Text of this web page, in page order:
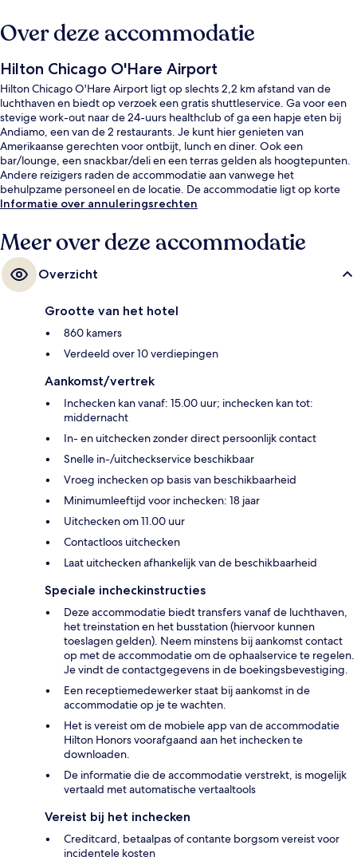
Over deze accommodatie
Hilton Chicago O'Hare Airport
Hilton Chicago O'Hare Airport ligt op slechts 2,2 km afstand van de
luchthaven en biedt op verzoek een gratis shuttleservice. Ga voor een
stevige work-out naar de 24-uurs healthclub of ga een hapje eten bij
Andiamo, een van de 2 restaurants. Je kunt hier genieten van
Amerikaanse gerechten voor ontbijt, lunch en diner. Ook een
bar/lounge, een snackbar/deli en een terras gelden als hoogtepunten.
Andere reizigers raden de accommodatie aan vanwege het
behulpzame personeel en de locatie. De accommodatie ligt op korte
loopafstand van het openbaar vervoer: Metrostation O'Hare ligt vlakbij.
Informatie over annuleringsrechten
Meer over deze accommodatie
Overzicht
Grootte van het hotel
860 kamers
Verdeeld over 10 verdiepingen
Aankomst/vertrek
Inchecken kan vanaf: 15.00 uur; inchecken kan tot:
middernacht
In- en uitchecken zonder direct persoonlijk contact
Snelle in-/uitcheckservice beschikbaar
Vroeg inchecken op basis van beschikbaarheid
Minimumleeftijd voor inchecken: 18 jaar
Uitchecken om 11.00 uur
Contactloos uitchecken
Laat uitchecken afhankelijk van de beschikbaarheid
Speciale incheckinstructies
Deze accommodatie biedt transfers vanaf de luchthaven,
het treinstation en het busstation (hiervoor kunnen
toeslagen gelden). Neem minstens bij aankomst contact
op met de accommodatie om de ophaalservice te regelen.
Je vindt de contactgegevens in de boekingsbevestiging.
Een receptiemedewerker staat bij aankomst in de
accommodatie op je te wachten.
Het is vereist om de mobiele app van de accommodatie
Hilton Honors voorafgaand aan het inchecken te
downloaden.
De informatie die de accommodatie verstrekt, is mogelijk
vertaald met automatische vertaaltools
Vereist bij het inchecken
Creditcard, betaalpas of contante borgsom vereist voor
incidentele kosten